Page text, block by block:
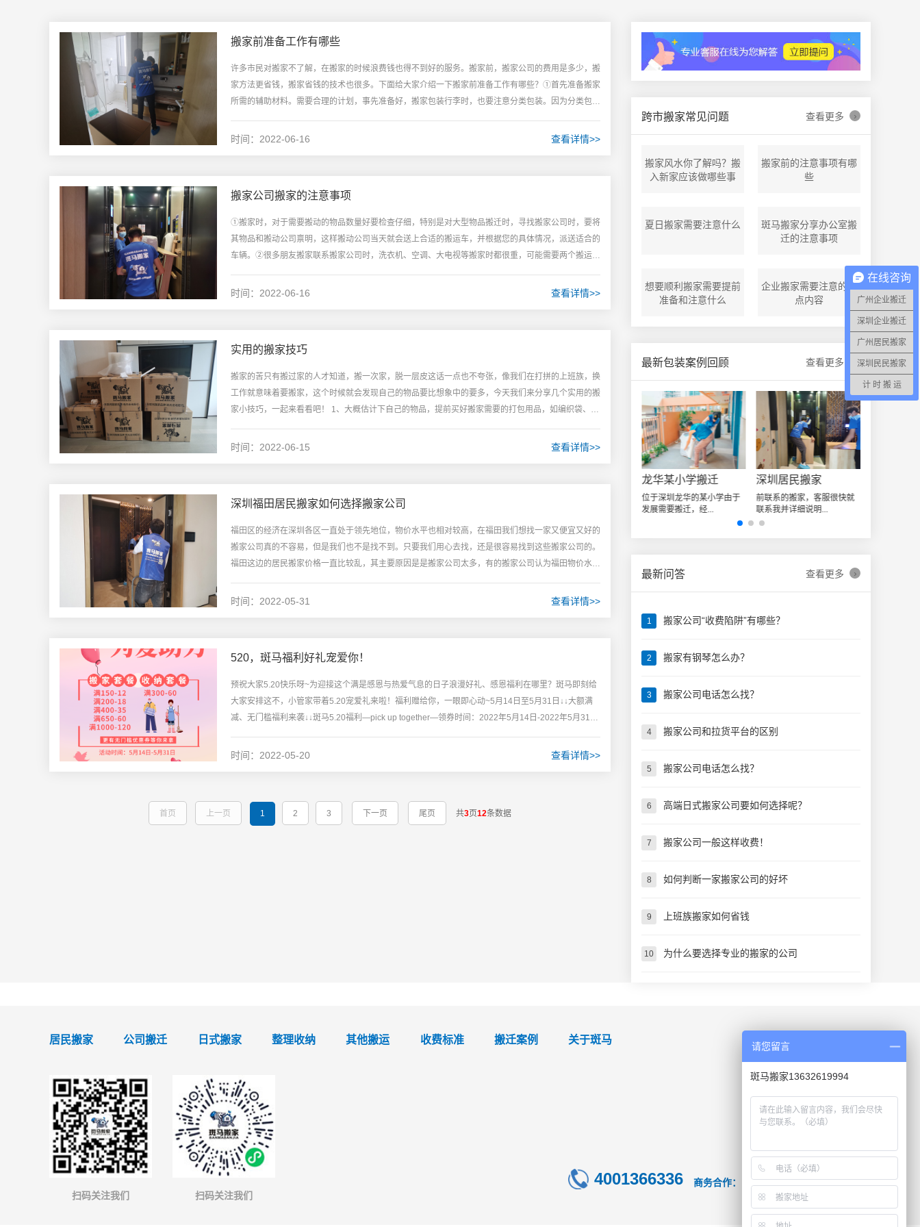
搬家前准备工作有哪些
许多市民对搬家不了解，在搬家的时候浪费钱也得不到好的服务。搬家前，搬家公司的费用是多少，搬
家方法更省钱，搬家省钱的技术也很多。下面给大家介绍一下搬家前准备工作有哪些？①首先准备搬家
所需的辅助材料。需要合理的计划，事先准备好，搬家包装行李时，也要注意分类包装。因为分类包装
时间：2022-06-16 查看详情>>
搬家公司搬家的注意事项
①搬家时，对于需要搬动的物品数量好要检查仔细，特别是对大型物品搬迁时，寻找搬家公司时，要将
其物品和搬动公司禀明，这样搬动公司当天就会送上合适的搬运车，并根据您的具体情况，派送适合的
车辆。②很多朋友搬家联系搬家公司时，洗衣机、空调、大电视等搬家时都很重，可能需要两个搬运工
时间：2022-06-16 查看详情>>
实用的搬家技巧
搬家的苦只有搬过家的人才知道，搬一次家，脱一层皮这话一点也不夸张，像我们在打拼的上班族，换
工作就意味着要搬家，这个时候就会发现自己的物品要比想象中的要多，今天我们来分享几个实用的搬
家小技巧，一起来看看吧！ 1、大概估计下自己的物品，提前买好搬家需要的打包用品，如编织袋、打
时间：2022-06-15 查看详情>>
深圳福田居民搬家如何选择搬家公司
福田区的经济在深圳各区一直处于领先地位，物价水平也相对较高，在福田我们想找一家又便宜又好的
搬家公司真的不容易，但是我们也不是找不到。只要我们用心去找，还是很容易找到这些搬家公司的。
福田这边的居民搬家价格一直比较乱，其主要原因是是搬家公司太多，有的搬家公司认为福田物价水平
时间：2022-05-31 查看详情>>
520，斑马福利好礼宠爱你！
预祝大家5.20快乐呀~为迎接这个满是感恩与热爱气息的日子浪漫好礼、感恩福利在哪里？斑马即刻给
大家安排这不，小管家带着5.20宠爱礼来啦！福利赠给你，一眼即心动~5月14日至5月31日↓↓大额满
减、无门槛福利来袭↓↓斑马5.20福利—pick up together—领券时间：2022年5月14日-2022年5月31
时间：2022-05-20 查看详情>>
首页 上一页 1 2 3 下一页 尾页 共3页12条数据
跨市搬家常见问题 查看更多 ›
搬家风水你了解吗？搬
入新家应该做哪些事
搬家前的注意事项有哪
些
夏日搬家需要注意什么
斑马搬家分享办公室搬
迁的注意事项
想要顺利搬家需要提前
准备和注意什么
企业搬家需要注意的五
点内容
最新包装案例回顾 查看更多
前联系的搬家，客服很快就
联系我并详细说明...
师傅很积极，全程都没让我
们帮忙，我们次搬...
位于深圳龙华的某小学由于
发展需要搬迁，经...
龙华某小学搬迁
位于深圳龙华的某小学由于
发展需要搬迁，经...
深圳居民搬家
前联系的搬家，客服很快就
联系我并详细说明...
最新问答 查看更多 ›
1 搬家公司“收费陷阱”有哪些？
2 搬家有钢琴怎么办？
3 搬家公司电话怎么找？
4 搬家公司和拉货平台的区别
5 搬家公司电话怎么找？
6 高端日式搬家公司要如何选择呢？
7 搬家公司一般这样收费！
8 如何判断一家搬家公司的好坏
9 上班族搬家如何省钱
10 为什么要选择专业的搬家的公司
居民搬家 公司搬迁 日式搬家 整理收纳 其他搬运 收费标准 搬迁案例 关于斑马
扫码关注我们 扫码关注我们
4001366336 商务合作： 13823546134/欧小姐
在线咨询
广州企业搬迁
深圳企业搬迁
广州居民搬家
深圳民民搬家
计 时 搬 运
请您留言
斑马搬家13632619994